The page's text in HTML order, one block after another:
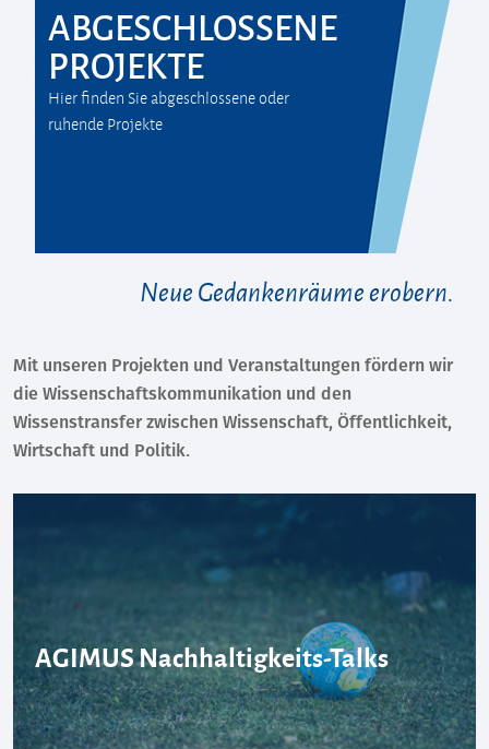
ABGESCHLOSSENE
PROJEKTE
Hier finden Sie abgeschlossene oder
ruhende Projekte
Neue Gedankenräume erobern.
Mit unseren Projekten und Veranstaltungen fördern wir
die Wissenschaftskommunikation und den
Wissenstransfer zwischen Wissenschaft, Öffentlichkeit,
Wirtschaft und Politik.
AGIMUS Nachhaltigkeits-Talks